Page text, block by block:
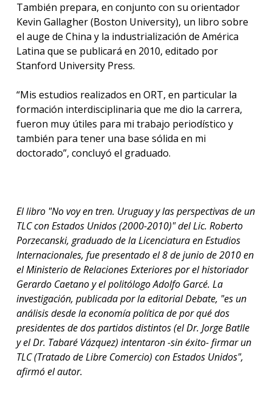
También prepara, en conjunto con su orientador
Kevin Gallagher (Boston University), un libro sobre
el auge de China y la industrialización de América
Latina que se publicará en 2010, editado por
Stanford University Press.
“Mis estudios realizados en ORT, en particular la
formación interdisciplinaria que me dio la carrera,
fueron muy útiles para mi trabajo periodístico y
también para tener una base sólida en mi
doctorado”, concluyó el graduado.
El libro "No voy en tren. Uruguay y las perspectivas de un
TLC con Estados Unidos (2000-2010)" del Lic. Roberto
Porzecanski, graduado de la Licenciatura en Estudios
Internacionales, fue presentado el 8 de junio de 2010 en
el Ministerio de Relaciones Exteriores por el historiador
Gerardo Caetano y el politólogo Adolfo Garcé. La
investigación, publicada por la editorial Debate, "es un
análisis desde la economía política de por qué dos
presidentes de dos partidos distintos (el Dr. Jorge Batlle
y el Dr. Tabaré Vázquez) intentaron -sin éxito- firmar un
TLC (Tratado de Libre Comercio) con Estados Unidos",
afirmó el autor.